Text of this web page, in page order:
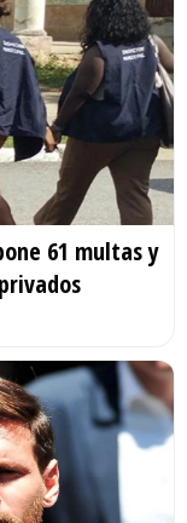
61 multas y